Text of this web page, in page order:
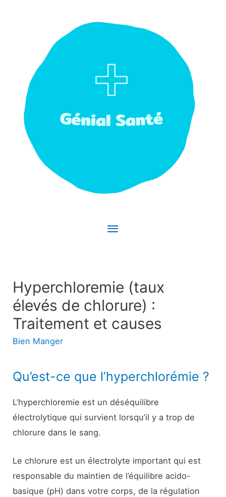
Menu
Hyperchloremie (taux
élevés de chlorure) :
Traitement et causes
Bien Manger
Qu’est-ce que l’hyperchlorémie ?
L’hyperchloremie est un déséquilibre
électrolytique qui survient lorsqu’il y a trop de
chlorure dans le sang.
Le chlorure est un électrolyte important qui est
responsable du maintien de l’équilibre acido-
basique (pH) dans votre corps, de la régulation